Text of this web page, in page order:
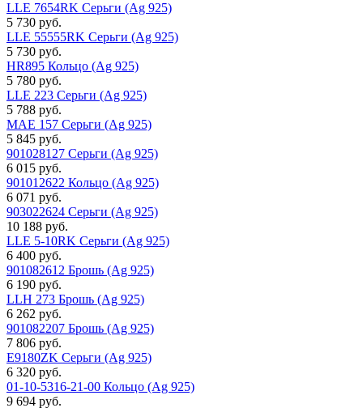
LLE 7654RK Серьги (Ag 925)
5 730 руб.
LLE 55555RK Серьги (Ag 925)
5 730 руб.
HR895 Кольцо (Ag 925)
5 780 руб.
LLE 223 Серьги (Ag 925)
5 788 руб.
MAE 157 Серьги (Ag 925)
5 845 руб.
901028127 Серьги (Ag 925)
6 015 руб.
901012622 Кольцо (Ag 925)
6 071 руб.
903022624 Серьги (Ag 925)
10 188 руб.
LLE 5-10RK Серьги (Ag 925)
6 400 руб.
901082612 Брошь (Ag 925)
6 190 руб.
LLH 273 Брошь (Ag 925)
6 262 руб.
901082207 Брошь (Ag 925)
7 806 руб.
E9180ZK Серьги (Ag 925)
6 320 руб.
01-10-5316-21-00 Кольцо (Ag 925)
9 694 руб.